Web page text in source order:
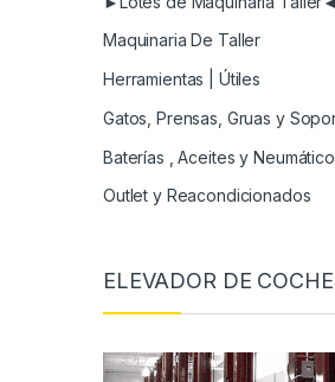
Maquinaria De Taller
Herramientas | Útiles
Gatos, Prensas, Gruas y
Baterías , Aceites y
Outlet y Reacondicionados
ELEVADOR DE